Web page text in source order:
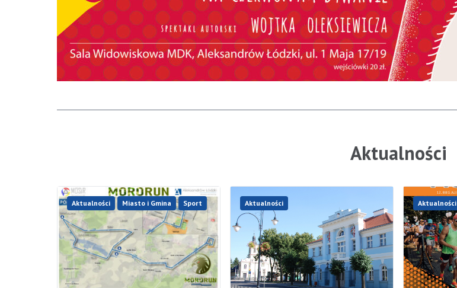
Aktualności
Aktualności Miasto i Gmina Sport Aktualności Aktualności